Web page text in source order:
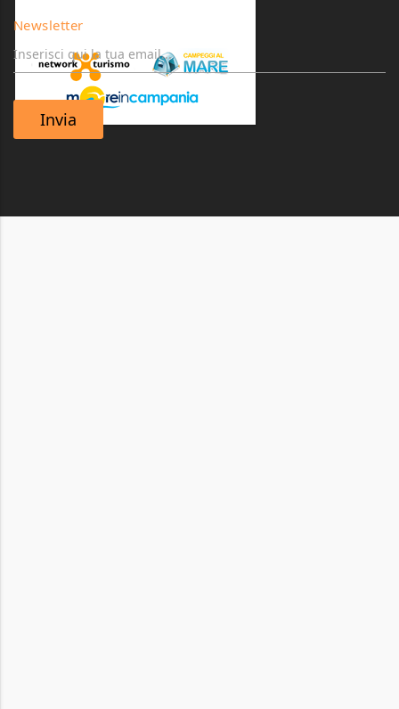
Newsletter